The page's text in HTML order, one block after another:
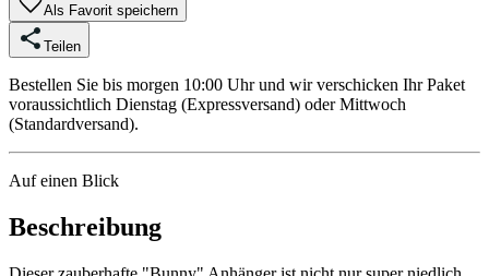
Als Favorit speichern
Teilen
Bestellen Sie bis morgen 10:00 Uhr und wir verschicken Ihr Paket
voraussichtlich Dienstag (Expressversand) oder Mittwoch
(Standardversand).
Auf einen Blick
Beschreibung